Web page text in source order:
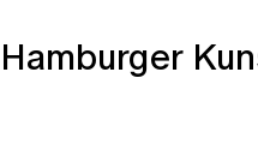
Hamburger